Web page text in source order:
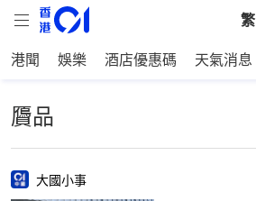
繁
港聞 娛樂 酒店優惠碼 天氣消息
贗品
大國小事